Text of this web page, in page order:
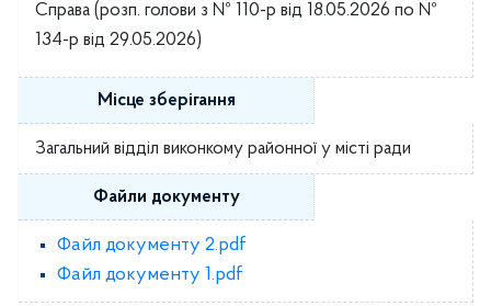
Справа (розп. голови з № 110-р від 18.05.2026 по №
134-р від 29.05.2026)
Місце зберігання
Загальний відділ виконкому районної у місті ради
Файли документу
Файл документу 2.pdf
Файл документу 1.pdf